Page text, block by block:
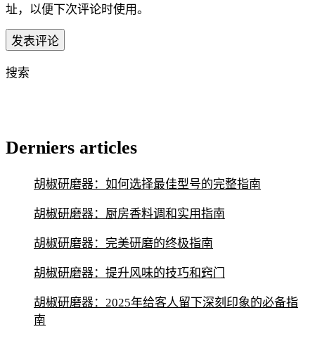
址，以便下次评论时使用。
搜索
Derniers articles
胡椒研磨器：如何选择最佳型号的完整指南
胡椒研磨器：厨房香料调和实用指南
胡椒研磨器：完美研磨的终极指南
胡椒研磨器：提升风味的技巧和窍门
胡椒研磨器：2025年给客人留下深刻印象的必备指
南